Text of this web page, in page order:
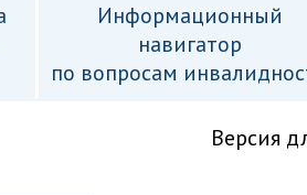
Информационный
навигатор
по вопросам
Версия